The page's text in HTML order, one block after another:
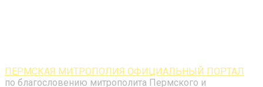
ПЕРМСКАЯ МИТРОПОЛИЯ ОФИЦИАЛЬНЫЙ ПОРТАЛ
по благословению митрополита Пермского и